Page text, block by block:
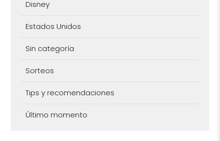
Disney
Estados Unidos
Sin categoría
Sorteos
Tips y recomendaciones
Último momento